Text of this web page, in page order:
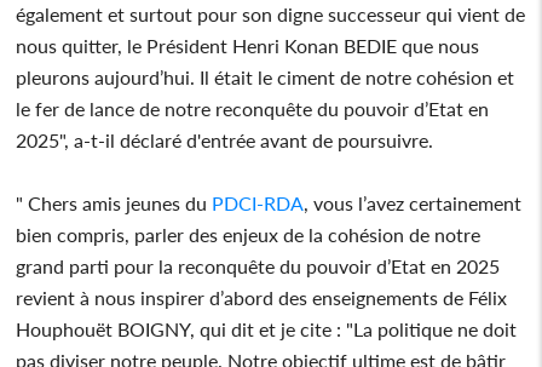
également et surtout pour son digne successeur qui vient de
nous quitter, le Président Henri Konan BEDIE que nous
pleurons aujourd’hui. Il était le ciment de notre cohésion et
le fer de lance de notre reconquête du pouvoir d’Etat en
2025", a-t-il déclaré d'entrée avant de poursuivre.
" Chers amis jeunes du PDCI-RDA , vous l’avez certainement
bien compris, parler des enjeux de la cohésion de notre
grand parti pour la reconquête du pouvoir d’Etat en 2025
revient à nous inspirer d’abord des enseignements de Félix
Houphouët BOIGNY, qui dit et je cite : "La politique ne doit
pas diviser notre peuple. Notre objectif ultime est de bâtir